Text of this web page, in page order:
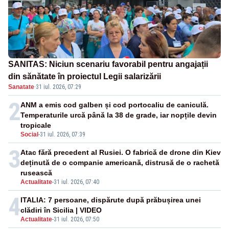
SANITAS: Niciun scenariu favorabil pentru angajații
din sănătate în proiectul Legii salarizării
Sanatate·31 iul. 2026, 07:29
2
Social -31 iul. 2026, 07:39
ANM a emis cod galben și cod portocaliu de caniculă.
Temperaturile urcă până la 38 de grade, iar nopțile devin
tropicale
3
Actualitate-31 iul. 2026, 07:40
Atac fără precedent al Rusiei. O fabrică de drone din Kiev
deținută de o companie americană, distrusă de o rachetă
rusească
4Actualitate-31 iul. 2026, 07:50
ITALIA: 7 persoane, dispărute după prăbușirea unei
clădiri în Sicilia | VIDEO